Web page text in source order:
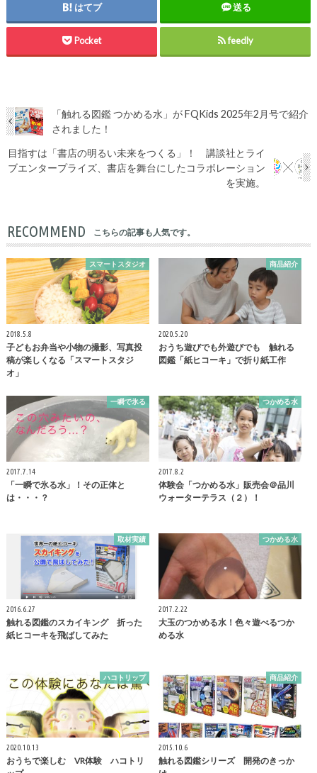
はてブ 送る
Pocket feedly
「触れる図鑑 つかめる水」が FQKids 2025年2月号で紹介
されました！
目指すは「書店の明るい未来をつくる」！ 講談社とライ
ブエンタープライズ、書店を舞台にしたコラボレーション
を実施。
RECOMMEND こちらの記事も人気です。
スマートスタジオ
2018.5.8
子どもお弁当や小物の撮影、写真投
稿が楽しくなる「スマートスタジ
オ」
商品紹介
2020.5.20
おうち遊びでも外遊びでも 触れる
図鑑「紙ヒコーキ」で折り紙工作
一瞬で氷る
2017.7.14
「一瞬で氷る水」！その正体と
は・・・？
つかめる水
2017.8.2
体験会「つかめる水」販売会＠品川
ウォーターテラス（２）！
取材実績
2016.6.27
触れる図鑑のスカイキング 折った
紙ヒコーキを飛ばしてみた
つかめる水
2017.2.22
大玉のつかめる水！色々遊べるつか
める水
ハコトリップ
2020.10.13
おうちで楽しむ VR体験 ハコトリ
商品紹介
2015.10.6
触れる図鑑シリーズ 開発のきっか